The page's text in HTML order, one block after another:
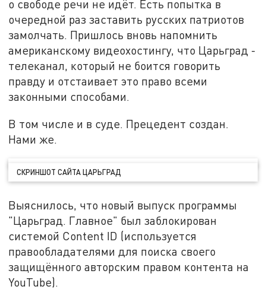
о свободе речи не идёт. Есть попытка в
очередной раз заставить русских патриотов
замолчать. Пришлось вновь напомнить
американскому видеохостингу, что Царьград -
телеканал, который не боится говорить
правду и отстаивает это право всеми
законными способами.
В том числе и в суде. Прецедент создан.
Нами же.
СКРИНШОТ САЙТА ЦАРЬГРАД
Выяснилось, что новый выпуск программы
"Царьград. Главное" был заблокирован
системой Content ID (используется
правообладателями для поиска своего
защищённого авторским правом контента на
YouTube).